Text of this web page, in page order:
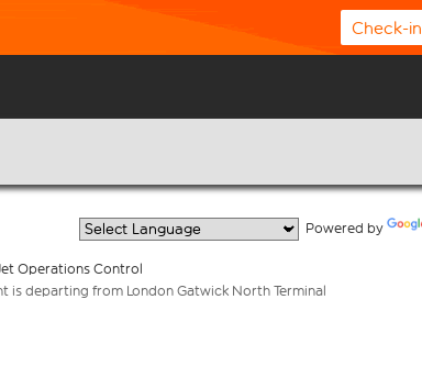
Check-in
Powered by
Operations Control
is departing from London Gatwick North Terminal